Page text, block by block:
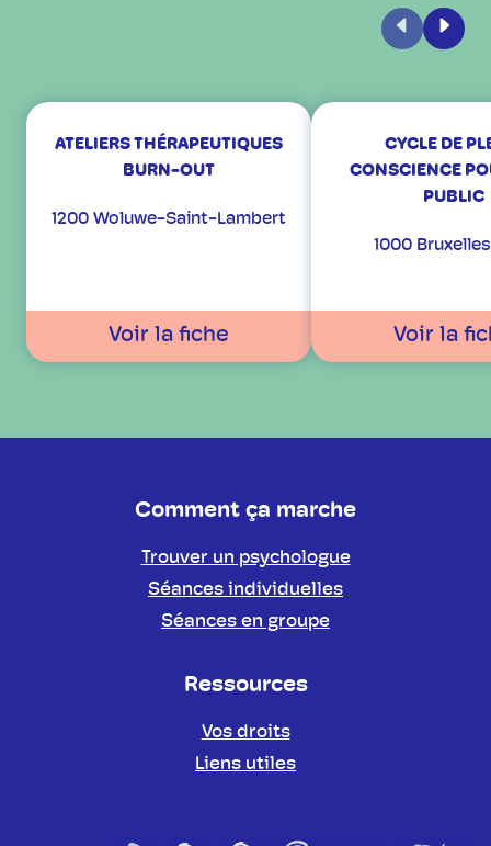
Précédent
ATELIERS THÉRAPEUTIQUES
BURN-OUT
1200 Woluwe-Saint-Lambert
Voir la fiche
CYCLE DE
CONSCIENCE
PUBLIC
1000
Voir la
Comment ça marche
Trouver un psychologue
Séances individuelles
Séances en groupe
Ressources
Vos droits
Liens utiles